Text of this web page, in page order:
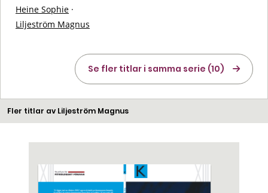
Heine Sophie ·
Liljeström Magnus
Se fler titlar i samma serie (10)
Fler titlar av Liljeström Magnus